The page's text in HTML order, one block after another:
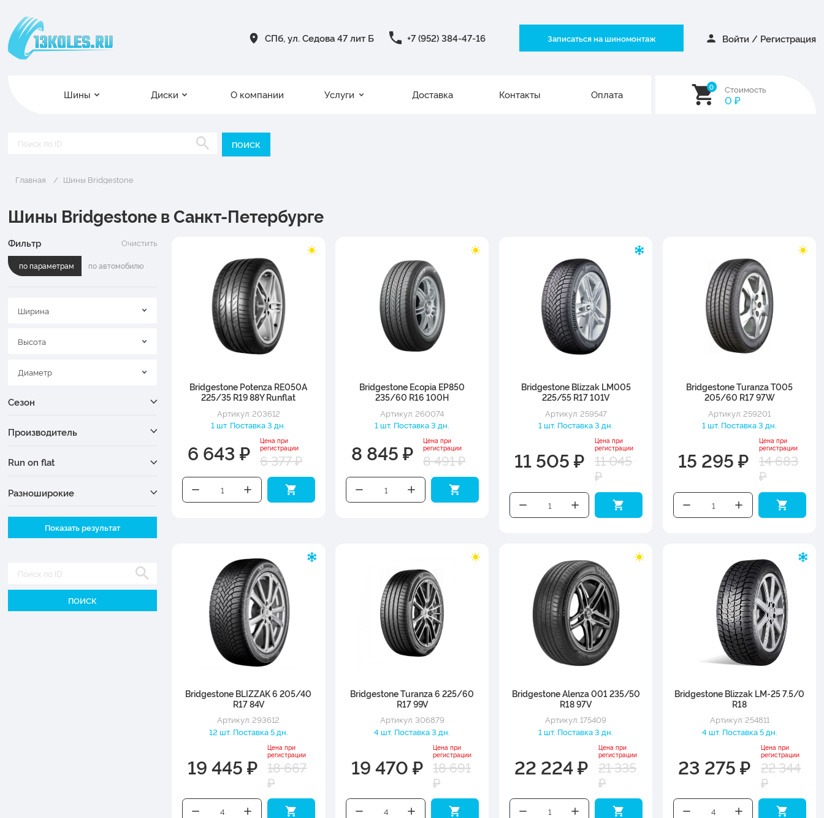
СПб, ул. Седова 47 лит Б +7 (952) 384-47-16 Записаться на шиномонтаж Войти / Регистрация
Шины Диски О компании Услуги Доставка Контакты Оплата
0 Стоимость
0 ₽
Главная Шины Bridgestone
Шины Bridgestone в Санкт-Петербурге
Фильтр Очистить
по параметрам по автомобилю
Ширина
Высота
Диаметр
Сезон
Производитель
Run on flat
Разноширокие
Ширина
Диаметр
Показать результат
Bridgestone Potenza RE050A
225/35 R19 88Y Runflat
Артикул: 203612
1 шт. Поставка 3 дн.
6 643 ₽
Цена при
регистрации
6 377 ₽
Bridgestone Ecopia EP850
235/60 R16 100H
Артикул: 260074
1 шт. Поставка 3 дн.
8 845 ₽
Цена при
регистрации
8 491 ₽
Bridgestone Blizzak LM005
225/55 R17 101V
Артикул: 259547
1 шт. Поставка 3 дн.
11 505 ₽
Цена при
регистрации
11 045
₽
Bridgestone Turanza T005
205/60 R17 97W
Артикул: 259201
1 шт. Поставка 3 дн.
15 295 ₽
Цена при
регистрации
14 683
₽
Bridgestone BLIZZAK 6 205/40
R17 84V
Артикул: 293612
12 шт. Поставка 5 дн.
19 445 ₽
Цена при
регистрации
18 667
₽
Bridgestone Turanza 6 225/60
R17 99V
Артикул: 306879
4 шт. Поставка 3 дн.
19 470 ₽
Цена при
регистрации
18 691
₽
Bridgestone Alenza 001 235/50
R18 97V
Артикул: 175409
1 шт. Поставка 3 дн.
22 224 ₽
Цена при
регистрации
21 335
₽
Bridgestone Blizzak LM-25 7.5/0
R18
Артикул: 254811
4 шт. Поставка 5 дн.
23 275 ₽
Цена при
регистрации
22 344
₽